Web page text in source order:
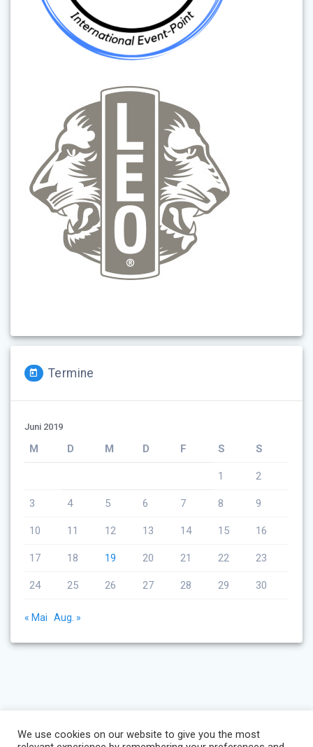
Termine
Juni 2019
M D M D F S S
1 2
3 4 5 6 7 8 9
10 11 12 13 14 15 16
17 18 19 20 21 22 23
24 25 26 27 28 29 30
« Mai Aug. »
We use cookies on our website to give you the most